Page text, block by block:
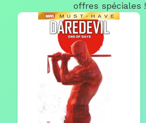
offres spéciales !